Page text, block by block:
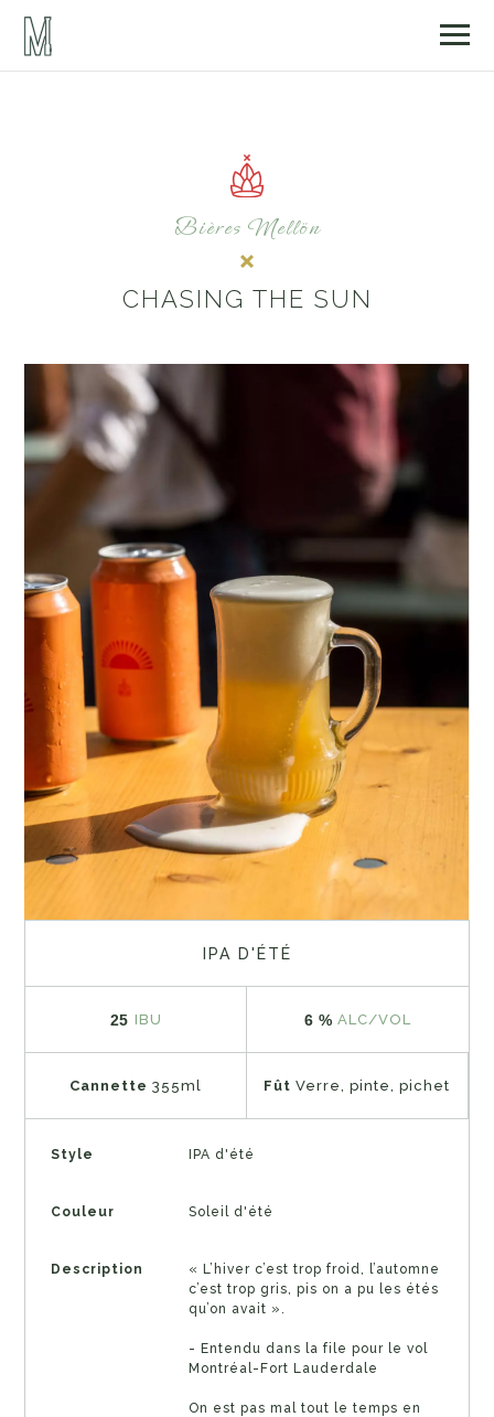
Bières Mellön
CHASING THE SUN
IPA D'ÉTÉ
25 IBU 6 % ALC/VOL
Cannette355ml FûtVerre, pinte, pichet
Style IPA d'été
Couleur Soleil d'été
Description
« L’hiver c’est trop froid, l’automne
c’est trop gris, pis on a pu les étés
qu’on avait ».
- Entendu dans la file pour le vol
Montréal-Fort Lauderdale
On est pas mal tout le temps en